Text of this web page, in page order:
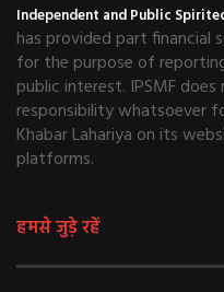
Independent and Public
has provided part financial
for the purpose of
public interest. IPSMF
responsibility whatsoever
Khabar Lahariya on its
platforms.
हमसे जुड़े रहें